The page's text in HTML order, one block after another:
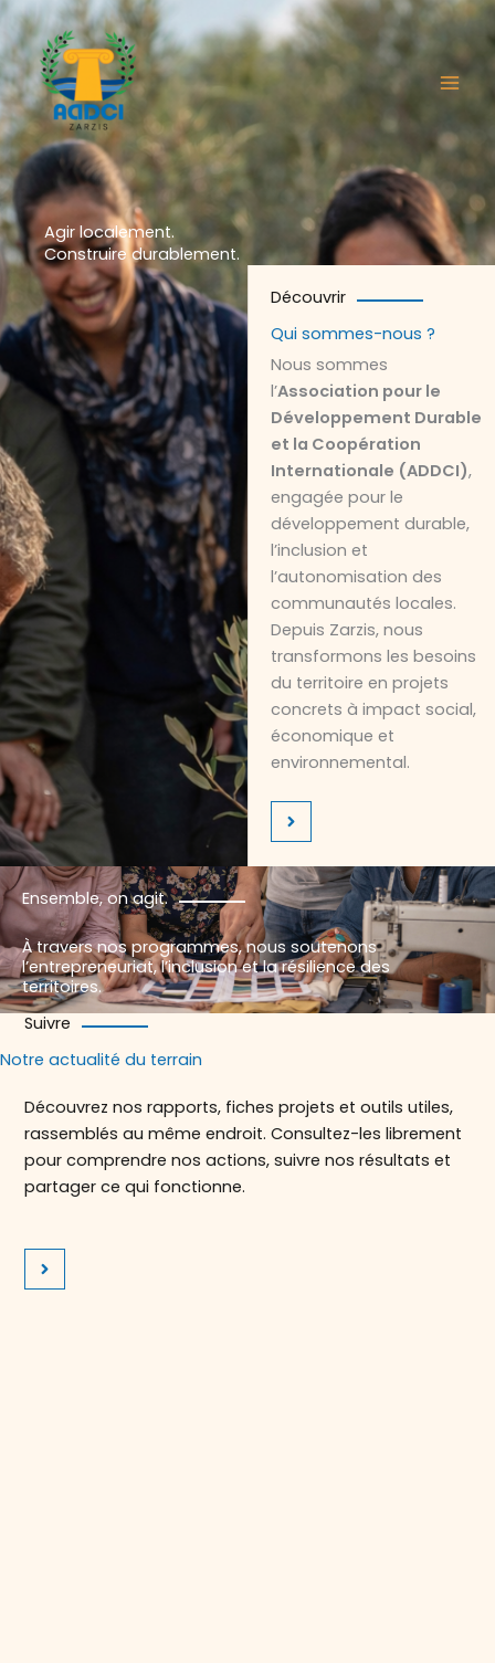
Aller
au
contenu
Agir localement.
Construire durablement.
Ensemble, on agit.
À travers nos programmes, nous soutenons
l’entrepreneuriat, l’inclusion et la résilience des
territoires.
Découvrir
Qui sommes-nous ?
Nous sommes
l’Association pour le
Développement Durable
et la Coopération
Internationale (ADDCI),
engagée pour le
développement durable,
l’inclusion et
l’autonomisation des
communautés locales.
Depuis Zarzis, nous
transformons les besoins
du territoire en projets
concrets à impact social,
économique et
environnemental.
Suivre
Notre actualité du terrain
Découvrez nos rapports, fiches projets et outils utiles,
rassemblés au même endroit. Consultez-les librement
pour comprendre nos actions, suivre nos résultats et
partager ce qui fonctionne.